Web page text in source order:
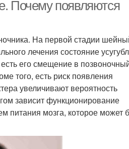
Почему появляются
На первой стадии
лечения состояние
его смещение в
того, есть риск появления
увеличивают вероятность
зависит функционирование
питания мозга, которое может